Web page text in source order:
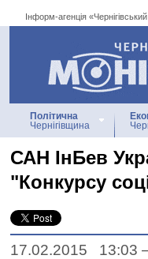
Інформ-агенція
Інформ-
Політична
Чернігівщина
САН ІнБев
"Конкурсу
17.02.2015 13:03